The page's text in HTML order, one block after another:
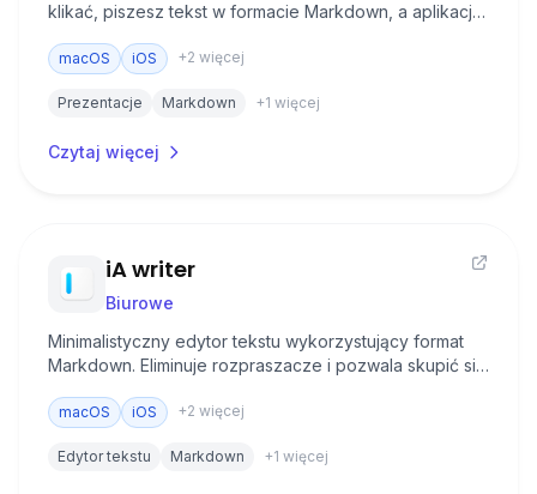
klikać, piszesz tekst w formacie Markdown, a aplikacja
macOS iOS +2 więcej
Prezentacje Markdown +1 więcej
Czytaj więcej
iA writer
Biurowe
Minimalistyczny edytor tekstu wykorzystujący format
Markdown. Eliminuje rozpraszacze i pozwala skupić się
macOS iOS +2 więcej
Edytor tekstu Markdown +1 więcej